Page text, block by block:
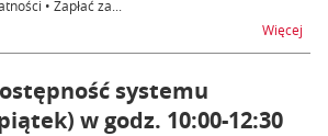
• Zapłać za...
Więcej
systemu
w godz. 10:00-12:30